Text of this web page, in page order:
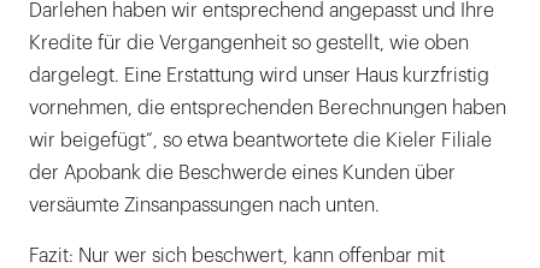
Darlehen haben wir entsprechend angepasst und Ihre
Kredite für die Vergangenheit so gestellt, wie oben
dargelegt. Eine Erstattung wird unser Haus kurzfristig
vornehmen, die entsprechenden Berechnungen haben
wir beigefügt“, so etwa beantwortete die Kieler Filiale
der Apobank die Beschwerde eines Kunden über
versäumte Zinsanpassungen nach unten.
Fazit: Nur wer sich beschwert, kann offenbar mit